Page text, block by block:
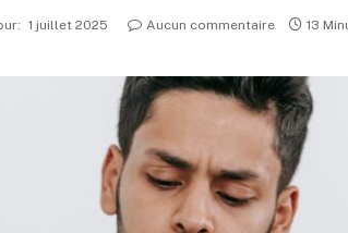
1 juillet 2025 Aucun commentaire 13